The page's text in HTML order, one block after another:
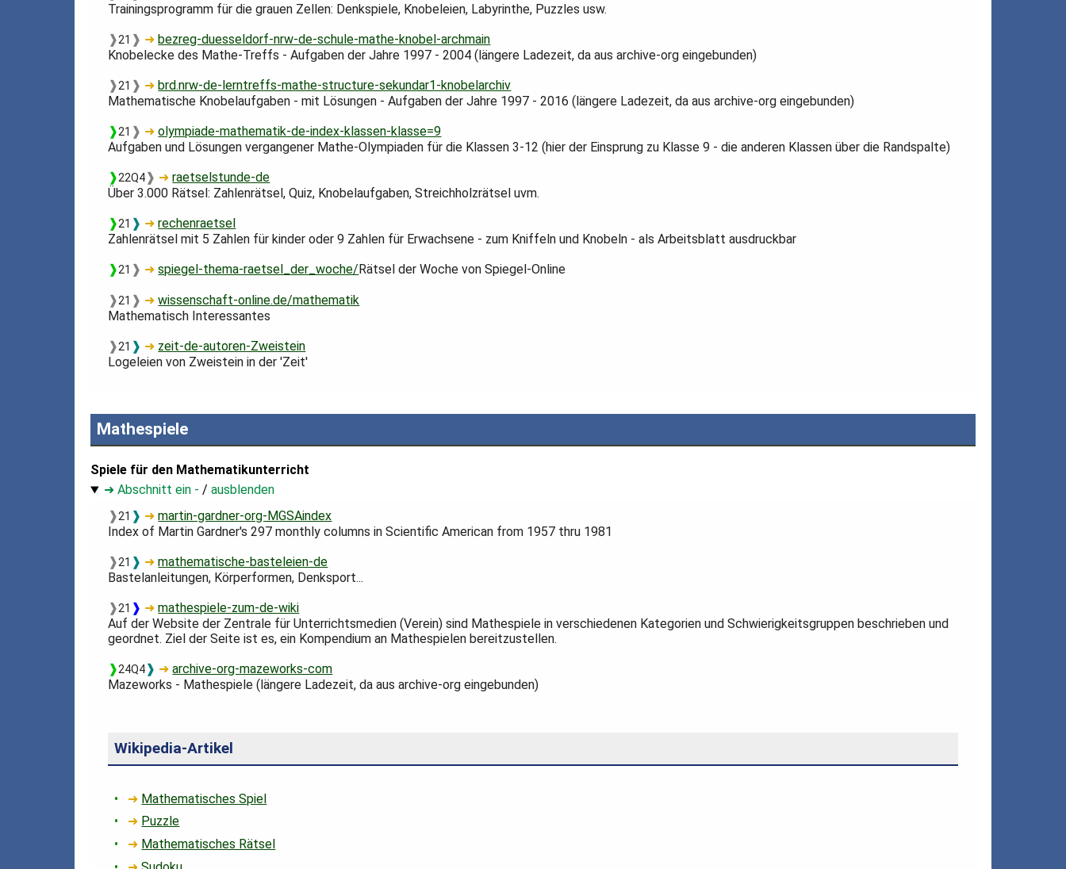
Trainingsprogramm für die grauen Zellen: Denkspiele, Knobeleien, Labyrinthe, Puzzles usw.
❱21 ❱ ➜ bezreg-duesseldorf-nrw-de-schule-mathe-knobel-archmain
Knobelecke des Mathe-Treffs - Aufgaben der Jahre 1997 - 2004 (längere Ladezeit, da aus archive-org eingebunden)
❱21 ❱ ➜ brd.nrw-de-lerntreffs-mathe-structure-sekundar1-knobelarchiv
Mathematische Knobelaufgaben - mit Lösungen - Aufgaben der Jahre 1997 - 2016 (längere Ladezeit, da aus archive-org eingebunden)
❱21 ❱ ➜olympiade-mathematik-de-index-klassen-klasse=9
Aufgaben und Lösungen vergangener Mathe-Olympiaden für die Klassen 3-12 (hier der Einsprung zu Klasse 9 - die anderen Klassen über die Randspalte)
❱22Q4❱ ➜raetselstunde-de
Über 3.000 Rätsel: Zahlenrätsel, Quiz, Knobelaufgaben, Streichholzrätsel uvm.
❱21 ❱ ➜rechenraetsel
Zahlenrätsel mit 5 Zahlen für kinder oder 9 Zahlen für Erwachsene - zum Kniffeln und Knobeln - als Arbeitsblatt ausdruckbar
❱21 ❱ ➜spiegel-thema-raetsel_der_woche/ Rätsel der Woche von Spiegel-Online
❱21 ❱ ➜wissenschaft-online.de/mathematik
Mathematisch Interessantes
❱21 ❱ ➜ zeit-de-autoren-Zweistein
Logeleien von Zweistein in der 'Zeit'
Mathespiele
Spiele für den Mathematikunterricht
➜ Abschnitt ein - /ausblenden
❱21 ❱ ➜martin-gardner-org-MGSAindex
Index of Martin Gardner's 297 monthly columns in Scientific American from 1957 thru 1981
❱21 ❱ ➜mathematische-basteleien-de
Bastelanleitungen, Körperformen, Denksport...
❱21 ❱ ➜mathespiele-zum-de-wiki
Auf der Website der Zentrale für Unterrichtsmedien (Verein) sind Mathespiele in verschiedenen Kategorien und Schwierigkeitsgruppen beschrieben und
geordnet. Ziel der Seite ist es, ein Kompendium an Mathespielen bereitzustellen.
❱24Q4❱ ➜archive-org-mazeworks-com
Mazeworks - Mathespiele (längere Ladezeit, da aus archive-org eingebunden)
Wikipedia-Artikel
➜ Mathematisches Spiel
➜ Puzzle
➜ Mathematisches Rätsel